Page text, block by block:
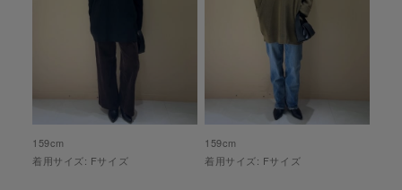
159cm
着用サイズ: Fサイズ
159cm
着用サイズ: Fサイズ